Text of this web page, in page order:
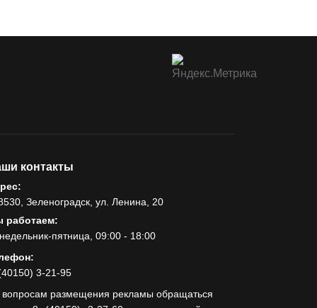
контакты
Зеленоградск, ул. Ленина, 20
работаем:
пятница, 09:00 - 18:00
3-21-95
размещения рекламы обращаться